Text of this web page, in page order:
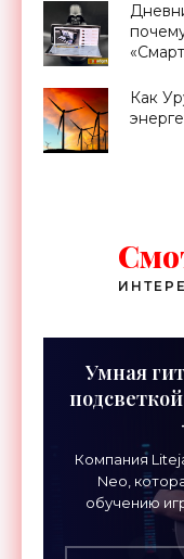
Как
Умная
Компания
Neo,
обучению